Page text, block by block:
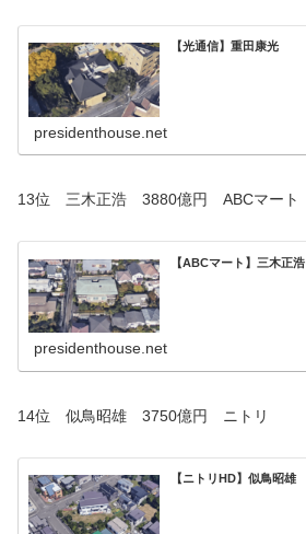
【光通信】重田康光
presidenthouse.net
13位 三木正浩 3880億円 ABCマート
【ABCマート】三木正浩
presidenthouse.net
14位 似鳥昭雄 3750億円 ニトリ
【ニトリHD】似鳥昭雄